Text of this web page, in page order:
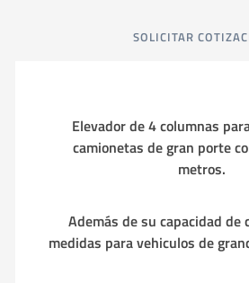
SOLICITAR
Elevador de 4 columnas
camionetas de gran porte
metros.
Además de su capacidad de
medidas para vehiculos de